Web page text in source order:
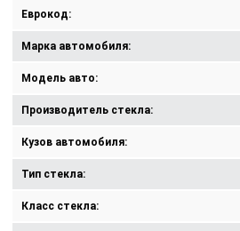
Еврокод:
Марка автомобиля:
Модель авто:
Производитель стекла:
Кузов автомобиля:
Тип стекла:
Класс стекла:
КОНТАКТЫ
ПОЛИТИКА КОНФИДЕНЦИАЛЬНОСТИ